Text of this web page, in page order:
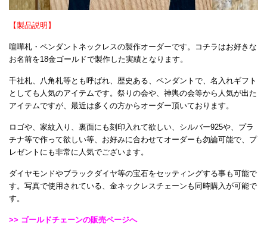
【製品説明】
喧嘩札・ペンダントネックレスの製作オーダーです。コチラはお好きな
お名前を18金ゴールドで製作した実績となります。
千社札、八角札等とも呼ばれ、歴史ある、ペンダントで、名入れギフト
としても人気のアイテムです。祭りの会や、神輿の会等から人気が出た
アイテムですが、最近は多くの方からオーダー頂いております。
ロゴや、家紋入り、裏面にも刻印入れて欲しい、シルバー925や、プラ
チナ等で作って欲しい等、お好みに合わせてオーダーも勿論可能で、プ
レゼントにも非常に人気でございます。
ダイヤモンドやブラックダイヤ等の宝石をセッティングする事も可能で
す。写真で使用されている、金ネックレスチェーンも同時購入が可能で
す。
>> ゴールドチェーンの販売ページへ